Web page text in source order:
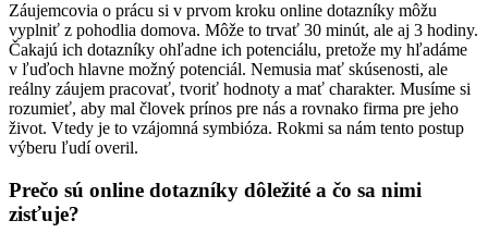
Záujemcovia o prácu si v prvom kroku online dotazníky môžu
vyplniť z pohodlia domova. Môže to trvať 30 minút, ale aj 3 hodiny.
Čakajú ich dotazníky ohľadne ich potenciálu, pretože my hľadáme
v ľuďoch hlavne možný potenciál. Nemusia mať skúsenosti, ale
reálny záujem pracovať, tvoriť hodnoty a mať charakter. Musíme si
rozumieť, aby mal človek prínos pre nás a rovnako firma pre jeho
život. Vtedy je to vzájomná symbióza. Rokmi sa nám tento postup
výberu ľudí overil.
Prečo sú online dotazníky dôležité a čo sa nimi
zisťuje?